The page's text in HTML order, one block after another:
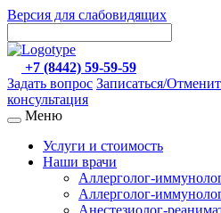
Версия для слабовидящих
+7 (8442) 59-59-59
Задать вопрос Записаться/
консультация
Меню
Услуги и стоимость
Наши врачи
Аллерголог-
Аллерголог-
Анестезиолог-